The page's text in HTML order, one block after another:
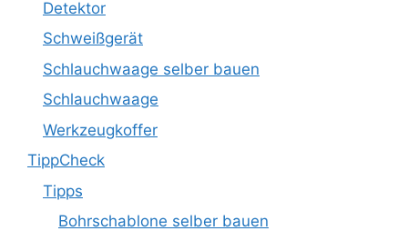
Detektor
Schweißgerät
Schlauchwaage selber bauen
Schlauchwaage
Werkzeugkoffer
TippCheck
Tipps
Bohrschablone selber bauen